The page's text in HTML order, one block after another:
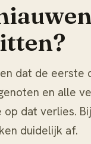
dat de eerste
en alle
dat verlies.
duidelijk af.